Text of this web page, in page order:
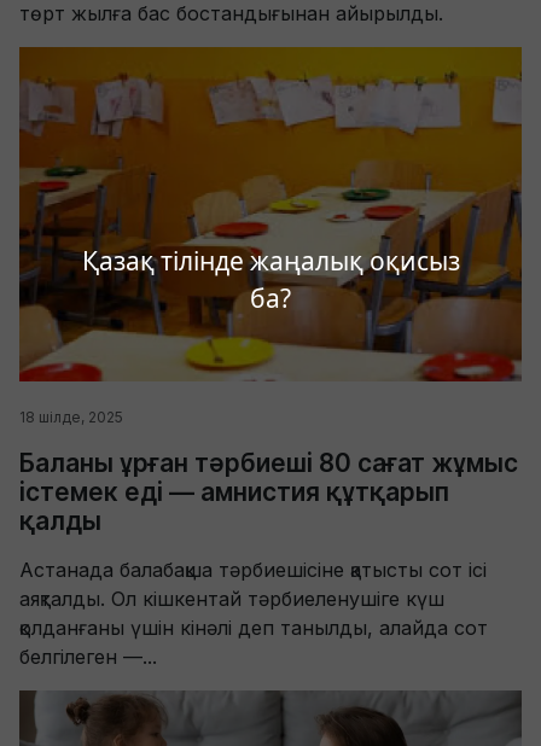
Қазақ тілінде жаңалық оқисыз
ба?
төрт жылға бас бостандығынан айырылды.
18 шілде, 2025
Баланы ұрған тәрбиеші 80 сағат жұмыс
істемек еді — амнистия құтқарып
қалды
Астанада балабақша тәрбиешісіне қатысты сот ісі
аяқталды. Ол кішкентай тәрбиеленушіге күш
қолданғаны үшін кінәлі деп танылды, алайда сот
белгілеген —...